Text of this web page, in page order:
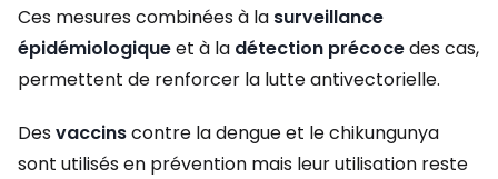
Ces mesures combinées à la surveillance
épidémiologiqueet à la détection précocedes cas,
permettent de renforcer la lutte antivectorielle.
Desvaccinscontre la dengue et le chikungunya
sont utilisés en prévention mais leur utilisation reste